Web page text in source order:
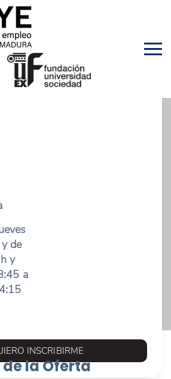
DE EMPLEO
de
y
a
INSCRIBIRME
la Oferta